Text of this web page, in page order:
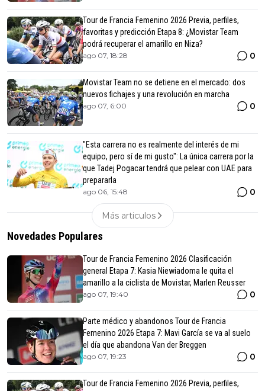
Tour de Francia Femenino 2026 Previa, perfiles,
favoritas y predicción Etapa 8: ¿Movistar Team
podrá recuperar el amarillo en Niza?
ago 07, 18:28 0
Movistar Team no se detiene en el mercado: dos
nuevos fichajes y una revolución en marcha
ago 07, 6:00 0
"Esta carrera no es realmente del interés de mi
equipo, pero sí de mi gusto": La única carrera por la
que Tadej Pogacar tendrá que pelear con UAE para
prepararla
ago 06, 15:48 0
Más articulos
Novedades Populares
Tour de Francia Femenino 2026 Clasificación
general Etapa 7: Kasia Niewiadoma le quita el
amarillo a la ciclista de Movistar, Marlen Reusser
ago 07, 19:40 0
Parte médico y abandonos Tour de Francia
Femenino 2026 Etapa 7: Mavi García se va al suelo
el día que abandona Van der Breggen
ago 07, 19:23 0
Tour de Francia Femenino 2026 Previa, perfiles,